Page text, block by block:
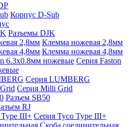
Корпус D-Sub
Разъемы DJK
Клемма ножевая 2,8мм
Клемма ножевая 4,8мм
Серия Faston
Серия LUMBERG
Серия Milli Grid
Разъем SB50
RJ
Серия Tyco Type III+
Скоба соединительная